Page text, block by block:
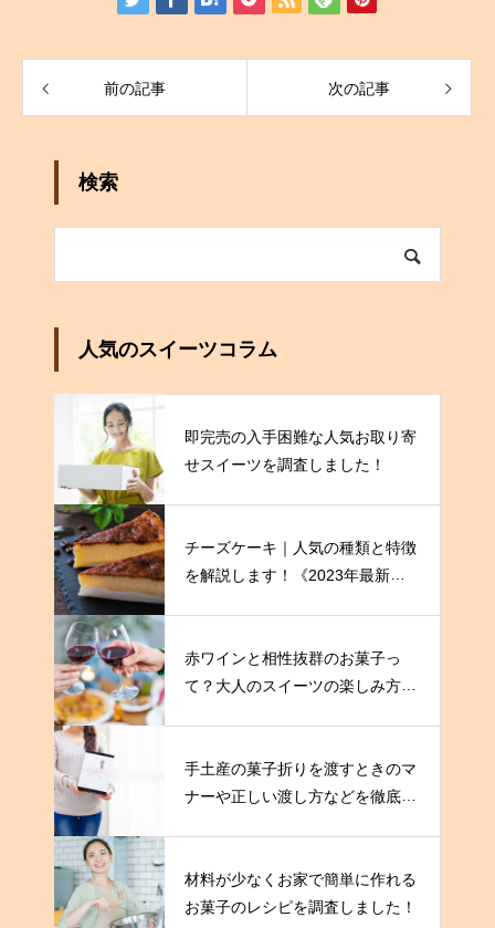
前の記事 次の記事
検索
人気のスイーツコラム
即完売の入手困難な人気お取り寄
せスイーツを調査しました！
チーズケーキ｜人気の種類と特徴
を解説します！《2023年最新
赤ワインと相性抜群のお菓子っ
て？大人のスイーツの楽しみ方を
手土産の菓子折りを渡すときのマ
ナーや正しい渡し方などを徹底解
材料が少なくお家で簡単に作れる
お菓子のレシピを調査しました！